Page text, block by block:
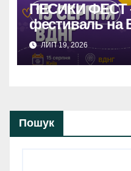
ПЕСИКИ ФЕСТ
фестиваль на ВДНГ
ФЕСТ:
розваги,
море позитиву
ЛИП 19, 2026
Пошук